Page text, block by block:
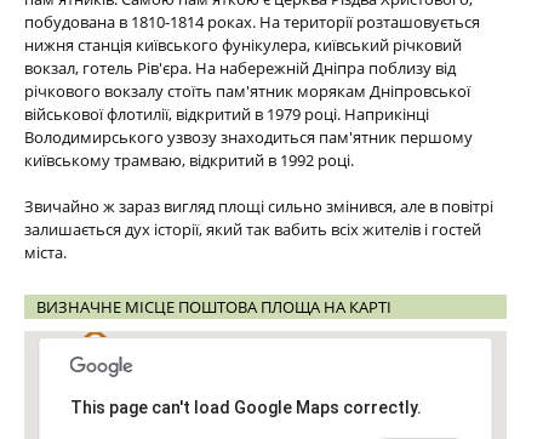
побудована в 1810-1814 роках. На території розташовується
нижня станція київського фунікулера, київський річковий
вокзал, готель Рів'єра. На набережній Дніпра поблизу від
річкового вокзалу стоїть пам'ятник морякам Дніпровської
військової флотилії, відкритий в 1979 році. Наприкінці
Володимирського узвозу знаходиться пам'ятник першому
київському трамваю, відкритий в 1992 році.
Звичайно ж зараз вигляд площі сильно змінився, але в повітрі
залишається дух історії, який так вабить всіх жителів і гостей
міста.
ВИЗНАЧНЕ МІСЦЕ ПОШТОВА ПЛОЩА НА КАРТІ
This page can't load Google Maps correctly.